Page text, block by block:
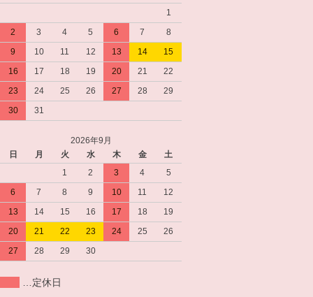
1
2
3 4 5 6 7
8
9
10 11 12 13 14
15
16
17 18 19 20 21
22
23
24 25 26 27 28
29
30
31
2026年9月
日
月 火 水 木 金
土
1
2 3 4
5
6
7 8 9 10 11
12
13
14 15 16 17 18
19
20
21 22 23 24 25
26
27
28 29 30
…定休日